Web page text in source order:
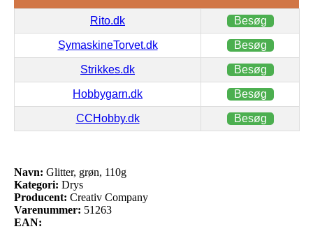
Rito.dk Besøg
SymaskineTorvet.dk Besøg
Strikkes.dk Besøg
Hobbygarn.dk Besøg
CCHobby.dk Besøg
Navn: Glitter, grøn, 110g
Kategori: Drys
Producent: Creativ Company
Varenummer: 51263
EAN: